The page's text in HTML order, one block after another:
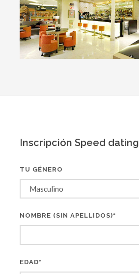
Inscripción Speed dating
TU GÉNERO
NOMBRE (SIN APELLIDOS)*
EDAD*